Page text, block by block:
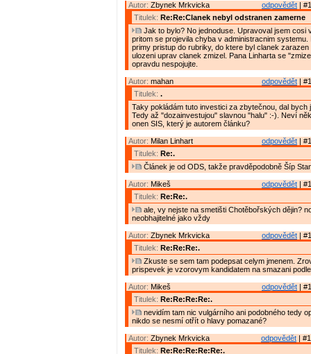
odpovědět |
Autor: Zbynek Mrkvicka
Titulek: Re:Re:Clanek nebyl odstranen zamerne
Jak to bylo? No jednoduse. Upravoval jsem cosi
pritom se projevila chyba v administracnim systemu.
primy pristup do rubriky, do ktere byl clanek zarazen
ulozeni uprav clanek zmizel. Pana Linharta se
opravdu nespojujte.
odpovědět |
Autor: mahan
Titulek: .
Taky pokládám tuto investici za zbytečnou, dal bych
Tedy až "dozainvestujou" slavnou "halu" :-). Neví
onen SIS, který je autorem článku?
odpovědět |
Autor: Milan Linhart
Titulek: Re:.
Článek je od ODS, takže pravděpodobně Šíp
odpovědět |
Autor: Mikeš
Titulek: Re:Re:.
ale, vy nejste na smetišti Chotěbořských dějin?
neobhajitelné jako vždy
odpovědět |
Autor: Zbynek Mrkvicka
Titulek: Re:Re:Re:.
Zkuste se sem tam podepsat celym jmenem.
prispevek je vzorovym kandidatem na smazani
odpovědět |
Autor: Mikeš
Titulek: Re:Re:Re:Re:.
nevidím tam nic vulgárního ani podobného tedy
nikdo se nesmí otřít o hlavy pomazané?
odpovědět |
Autor: Zbynek Mrkvicka
Titulek: Re:Re:Re:Re:Re:.